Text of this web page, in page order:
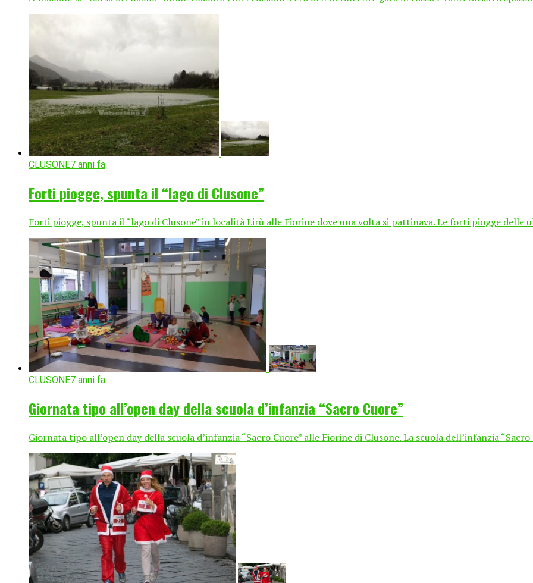
CLUSONE7 anni fa
Forti piogge, spunta il “lago di Clusone”
Forti piogge, spunta il “lago di Clusone” in località Lirù alle Fiorine dove una volta si pattinava. Le forti piogge delle
CLUSONE7 anni fa
Giornata tipo all’open day della scuola d’infanzia “Sacro Cuore”
Giornata tipo all’open day della scuola d’infanzia “Sacro Cuore” alle Fiorine di Clusone. La scuola dell’infanzia